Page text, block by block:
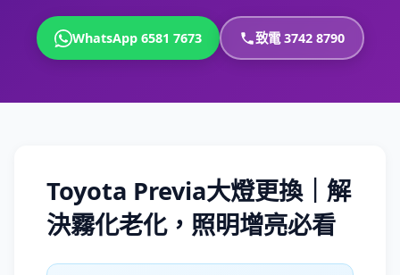
WhatsApp 6581 7673 致電 3742 8790
Toyota Previa大燈更換｜解
決霧化老化，照明增亮必看